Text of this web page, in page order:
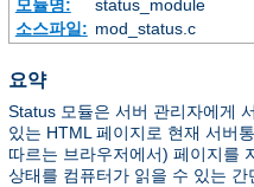
모듈명:
status_module
소스파일: mod_status.c
요약
Status 모듈은 서버 관리자에게
있는 HTML 페이지로 현재 서버
따르는 브라우저에서) 페이지를
상태를 컴퓨터가 읽을 수 있는